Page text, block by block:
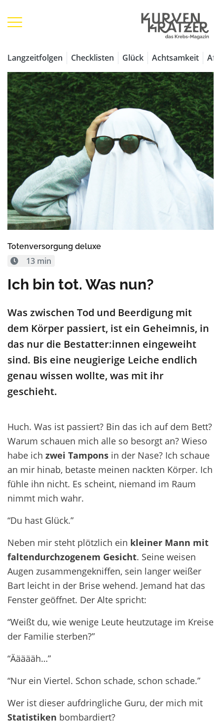
Langzeitfolgen Checklisten Glück Achtsamkeit
Totenversorgung deluxe
13 min
Ich bin tot. Was nun?
Was zwischen Tod und Beerdigung mit
dem Körper passiert, ist ein Geheimnis, in
das nur die Bestatter:innen eingeweiht
sind. Bis eine neugierige Leiche endlich
genau wissen wollte, was mit ihr
geschieht.
Huch. Was ist passiert? Bin das ich auf dem Bett?
Warum schauen mich alle so besorgt an? Wieso
habe ich zwei Tampons in der Nase? Ich schaue
an mir hinab, betaste meinen nackten Körper. Ich
fühle ihn nicht. Es scheint, niemand im Raum
nimmt mich wahr.
“Du hast Glück.”
Neben mir steht plötzlich ein kleiner Mann mit
faltendurchzogenem Gesicht. Seine weisen
Augen zusammengekniffen, sein langer weißer
Bart leicht in der Brise wehend. Jemand hat das
Fenster geöffnet. Der Alte spricht:
“Weißt du, wie wenige Leute heutzutage im Kreise
der Familie sterben?”
“Äääääh…”
“Nur ein Viertel. Schon schade, schon schade.”
Wer ist dieser aufdringliche Guru, der mich mit
Statistiken bombardiert?